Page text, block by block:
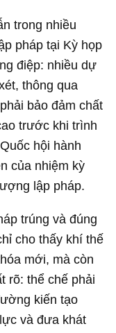
trong nhiều
pháp tại Kỳ họp
điệp: nhiều dự
thông qua
bảo đảm chất
trước khi trình
hội hành
của nhiệm kỳ
lập pháp.
trúng và đúng
cho thấy khí thế
mới, mà còn
rõ: thể chế phải
kiến tạo
và đưa khát